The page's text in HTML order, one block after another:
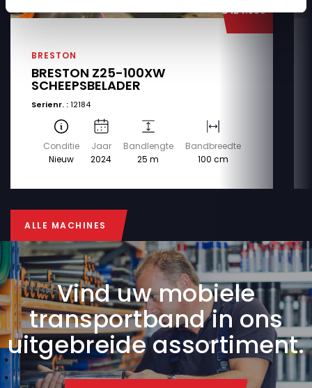
€ 124.500
BRESTON
BRESTON Z25-100XW
SCHEEPSBELADER
Serienr. :12184
Conditie
Nieuw
Jaar
2024
Bandlengte
25 m
Bandbreedte
100 cm
ALLE MACHINES
Vind uw mobiele
transportband in ons
uitgebreide assortiment.